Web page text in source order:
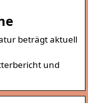
beträgt aktuell
und